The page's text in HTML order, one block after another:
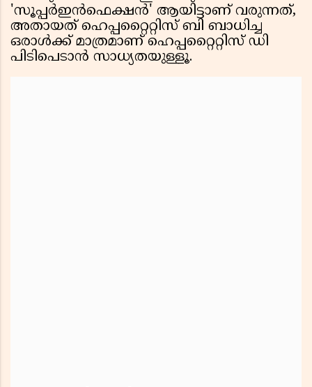
'സൂപ്പർഇൻഫെക്ഷൻ' ആയിട്ടാണ് വരുന്നത്,
അതായത് ഹെപ്പറ്റൈറ്റിസ് ബി ബാധിച്ച
ഒരാൾക്ക് മാത്രമാണ് ഹെപ്പറ്റൈറ്റിസ് ഡി
പിടിപെടാൻ സാധ്യതയുള്ളൂ.